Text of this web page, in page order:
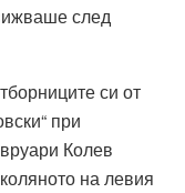
след
си от
при
Колев
на левия